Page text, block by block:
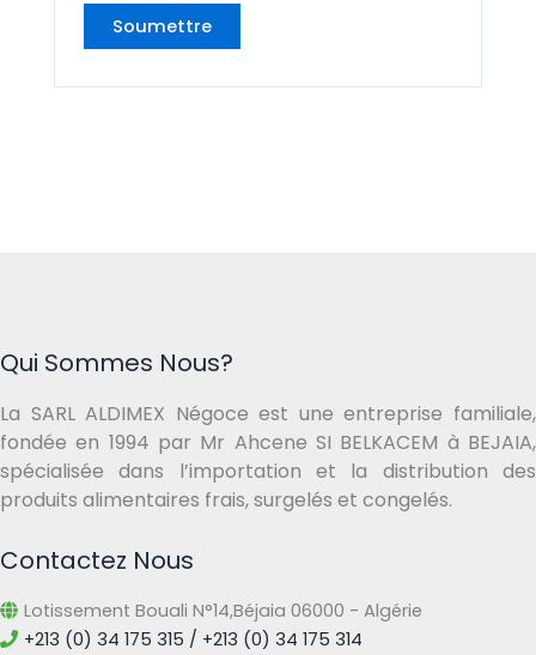
Qui Sommes Nous?
La SARL ALDIMEX Négoce est une entreprise familiale,
fondée en 1994 par Mr Ahcene SI BELKACEM à BEJAIA,
spécialisée dans l’importation et la distribution des
produits alimentaires frais, surgelés et congelés.
Contactez Nous
Lotissement Bouali N°14,Béjaia 06000 - Algérie
+213 (0) 34 175 315 / +213 (0) 34 175 314